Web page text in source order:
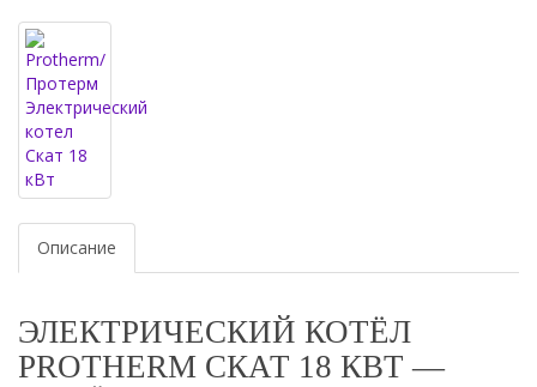
Описание
ЭЛЕКТРИЧЕСКИЙ КОТЁЛ
PROTHERM СКАТ 18 КВТ —